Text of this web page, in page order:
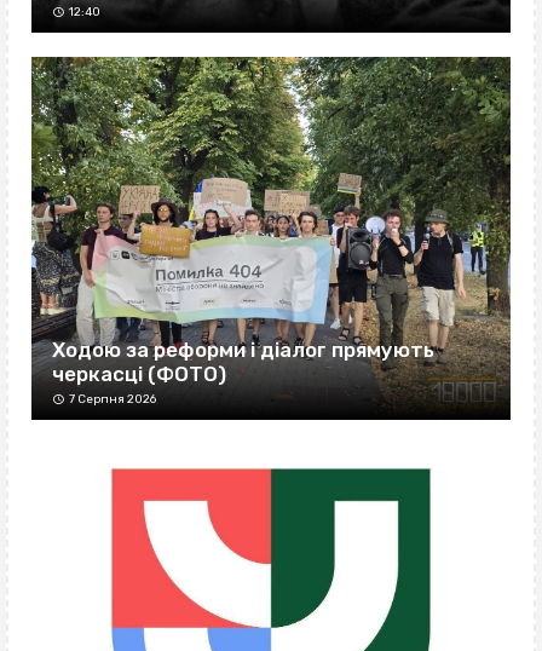
12:40
Ходою за реформи і діалог прямують
черкасці (ФОТО)
7 Серпня 2026